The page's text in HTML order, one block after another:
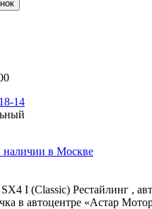
14
наличии в Москве
I (Classic) Рестайлинг ,
в автоцентре «Астар